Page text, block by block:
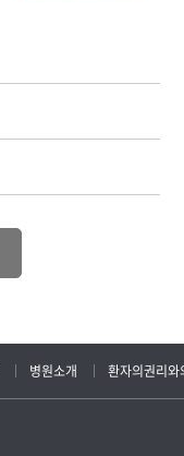
병원소개 환자의권리와